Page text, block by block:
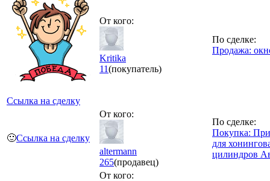
Ссылка на сделку
От кого:
Kritika
11(покупатель)
По сделке:
Продажа:
🙂Ссылка на сделку
От кого:
altermann
265(продавец)
По сделке:
Покупка:
для
цилиндров
От кого: